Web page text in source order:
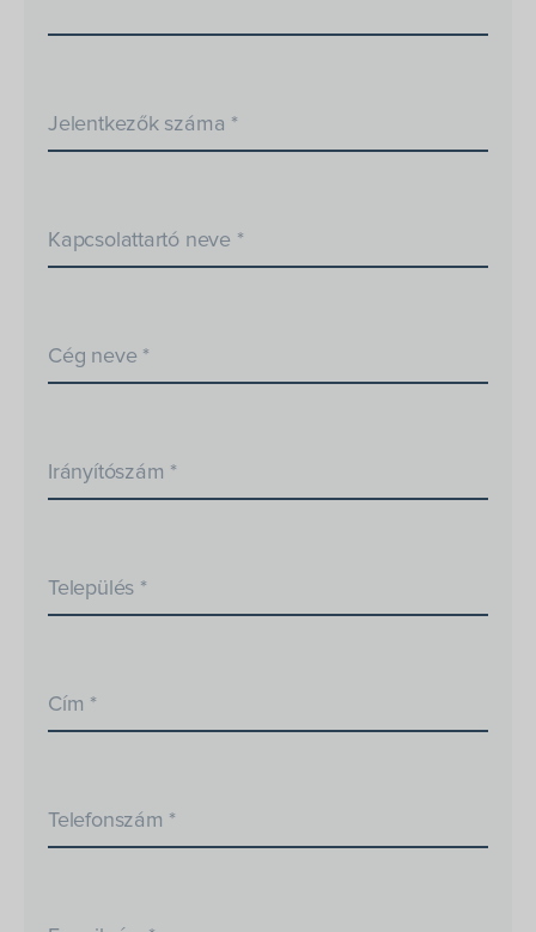
Jelentkezők száma *
Kapcsolattartó neve *
Cég neve *
Irányítószám *
Település *
Cím *
Telefonszám *